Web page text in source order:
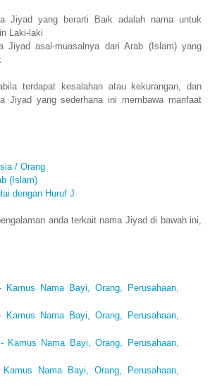
Jiyad yang berarti Baik adalah nama untuk
Laki-laki
asal-muasalnya dari Arab (Islam) yang
terdapat kesalahan atau kekurangan, dan
Jiyad yang sederhana ini membawa manfaat
/ Orang
(Islam)
dengan Huruf J
anda terkait nama Jiyad di bawah ini,
Nama Bayi, Orang, Perusahaan,
Nama Bayi, Orang, Perusahaan,
Kamus Nama Bayi, Orang, Perusahaan,
Nama Bayi, Orang, Perusahaan,